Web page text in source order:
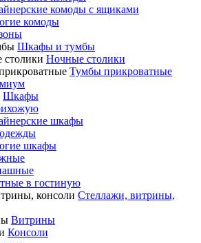
комоды с ящиками
комоды
Шкафы и тумбы
Ночные столики
Тумбы прикроватные
Шкафы
шкафы
шкафы
в гостиную
Стеллажи, витрины,
Витрины
Консоли